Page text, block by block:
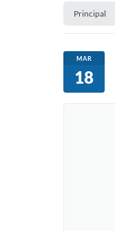
Principal
MAR
18